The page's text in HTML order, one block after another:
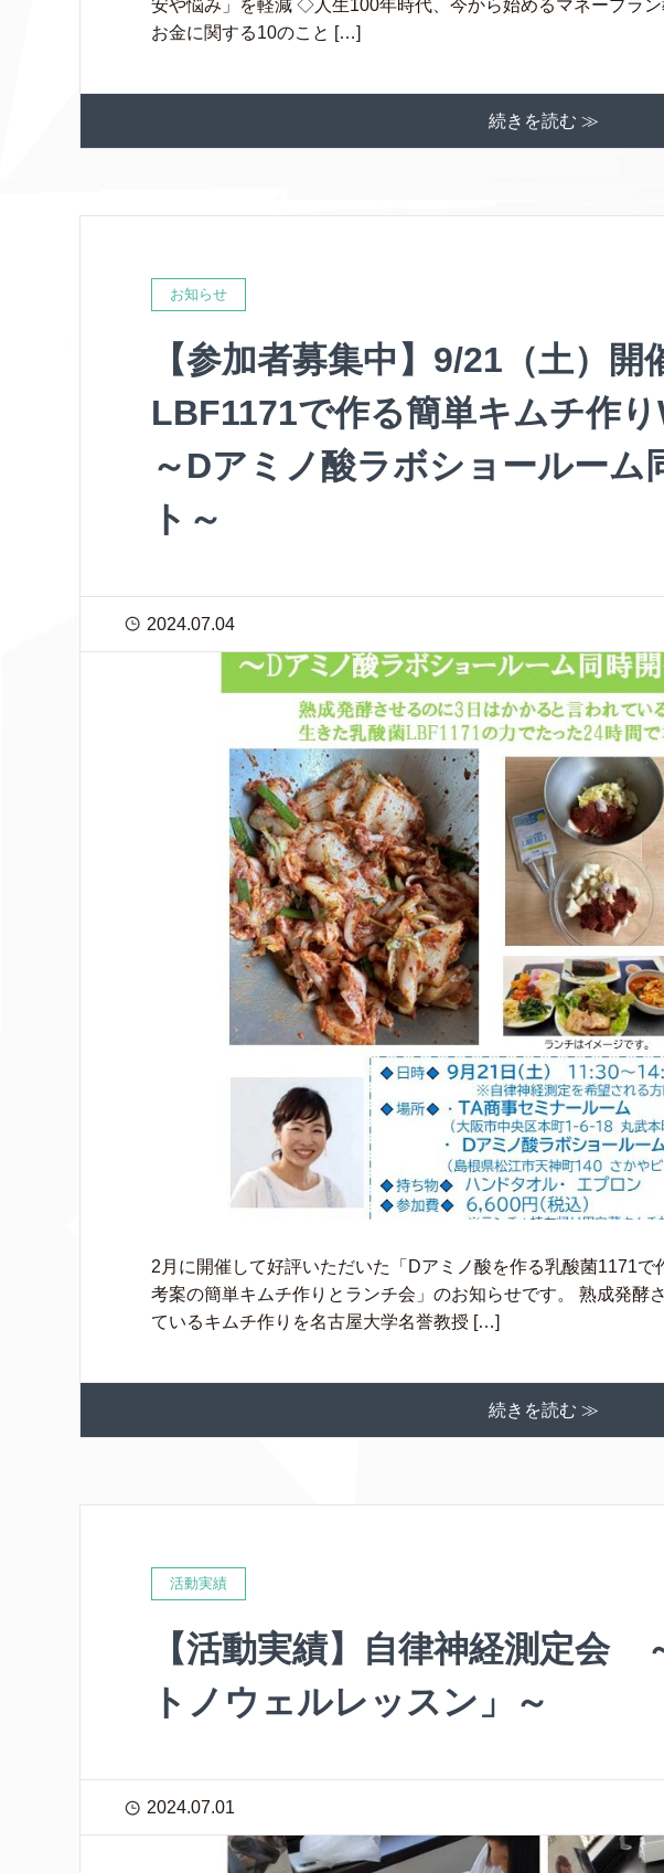
安や悩み」を軽減 ◇人生100年時代、今から始めるマネープラ
お金に関する10のこと […]
続きを読む ≫
お知らせ
【参加者募集中】9/21（土）開
LBF1171で作る簡単キムチ作
～Dアミノ酸ラボショールーム
ト～
2024.07.04
2月に開催して好評いただいた「Dアミノ酸を作る乳酸菌1171で
考案の簡単キムチ作りとランチ会」のお知らせです。 熟成発酵
ているキムチ作りを名古屋大学名誉教授 […]
続きを読む ≫
活動実績
【活動実績】自律神経測定会
トノウェルレッスン」～
2024.07.01